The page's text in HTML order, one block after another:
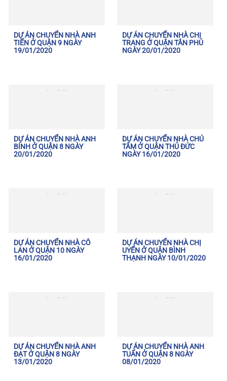
DỰ ÁN CHUYỂN NHÀ ANH
TIẾN Ở QUẬN 9 NGÀY
19/01/2020
DỰ ÁN CHUYỂN NHÀ CHỊ
TRANG Ở QUẬN TÂN PHÚ
NGÀY 20/01/2020
DỰ ÁN CHUYỂN NHÀ ANH
BÍNH Ở QUẬN 8 NGÀY
20/01/2020
DỰ ÁN CHUYỂN NHÀ CHÚ
TÂM Ở QUẬN THỦ ĐỨC
NGÀY 16/01/2020
DỰ ÁN CHUYỂN NHÀ CÔ
LAN Ở QUẬN 10 NGÀY
16/01/2020
DỰ ÁN CHUYỂN NHÀ CHỊ
UYỂN Ở QUẬN BÌNH
THẠNH NGÀY 10/01/2020
DỰ ÁN CHUYỂN NHÀ ANH
ĐẠT Ở QUẬN 8 NGÀY
13/01/2020
DỰ ÁN CHUYỂN NHÀ ANH
TUẤN Ở QUẬN 8 NGÀY
08/01/2020